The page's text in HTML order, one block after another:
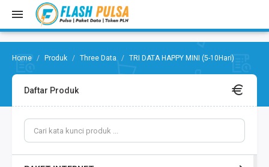
Produk Three Data TRI DATA HAPPY MINI (5-10Hari)
Daftar Produk